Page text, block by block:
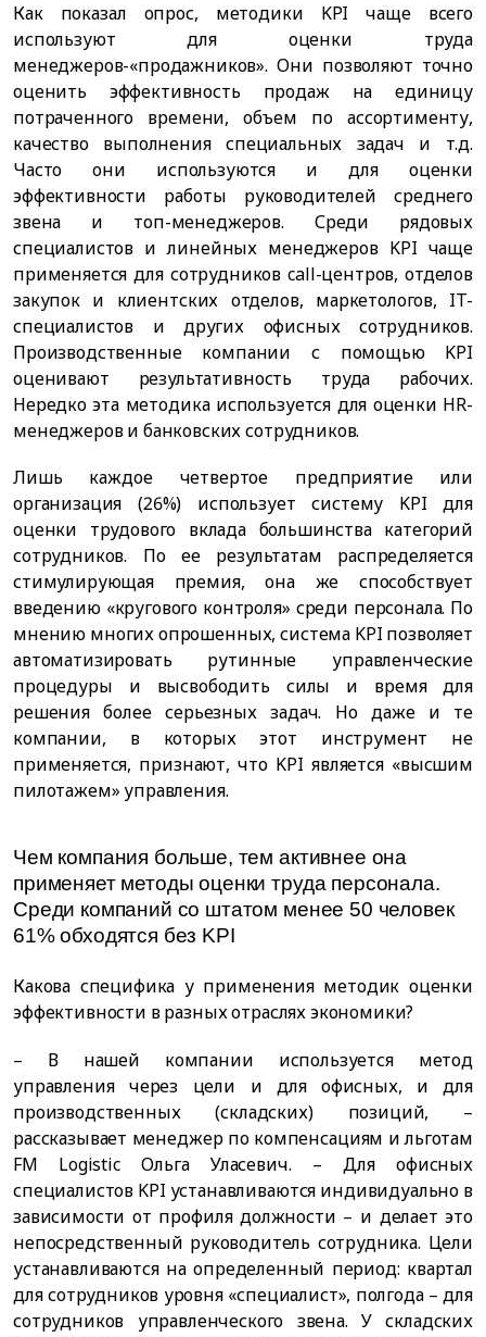
Как показал опрос, методики KPI чаще всего
используют для оценки труда
менеджеров-«продажников». Они позволяют точно
оценить эффективность продаж на единицу
потраченного времени, объем по ассортименту,
качество выполнения специальных задач и т.д.
Часто они используются и для оценки
эффективности работы руководителей среднего
звена и топ-менеджеров. Среди рядовых
специалистов и линейных менеджеров KPI чаще
применяется для сотрудников call-центров, отделов
закупок и клиентских отделов, маркетологов, IT-
специалистов и других офисных сотрудников.
Производственные компании с помощью KPI
оценивают результативность труда рабочих.
Нередко эта методика используется для оценки HR-
менеджеров и банковских сотрудников.
Лишь каждое четвертое предприятие или
организация (26%) использует систему KPI для
оценки трудового вклада большинства категорий
сотрудников. По ее результатам распределяется
стимулирующая премия, она же способствует
введению «кругового контроля» среди персонала. По
мнению многих опрошенных, система KPI позволяет
автоматизировать рутинные управленческие
процедуры и высвободить силы и время для
решения более серьезных задач. Но даже и те
компании, в которых этот инструмент не
применяется, признают, что KPI является «высшим
пилотажем» управления.
Чем компания больше, тем активнее она
применяет методы оценки труда персонала.
Среди компаний со штатом менее 50 человек
61% обходятся без KPI
Какова специфика у применения методик оценки
эффективности в разных отраслях экономики?
– В нашей компании используется метод
управления через цели и для офисных, и для
производственных (складских) позиций, –
рассказывает менеджер по компенсациям и льготам
FM Logistic Ольга Уласевич. – Для офисных
специалистов KPI устанавливаются индивидуально в
зависимости от профиля должности – и делает это
непосредственный руководитель сотрудника. Цели
устанавливаются на определенный период: квартал
для сотрудников уровня «специалист», полгода – для
сотрудников управленческого звена. У складских